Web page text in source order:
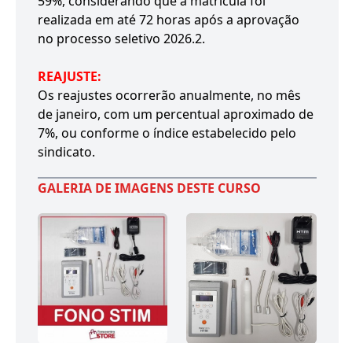
realizada em até 72 horas após a aprovação
no processo seletivo 2026.2.
REAJUSTE:
Os reajustes ocorrerão anualmente, no mês
de janeiro, com um percentual aproximado de
7%, ou conforme o índice estabelecido pelo
sindicato.
GALERIA DE IMAGENS DESTE CURSO